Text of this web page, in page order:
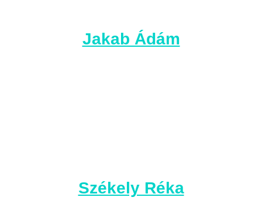
Jakab Ádám
Székely Réka